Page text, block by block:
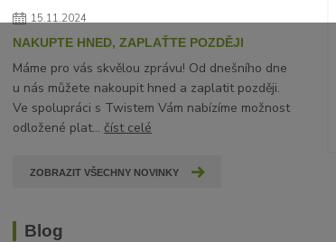
15.11.2024
NAKUPTE HNED, ZAPLAŤTE POZDĚJI
Máme pro vás skvělou zprávu! Od dnešního dne
u nás můžete nakoupit hned a zaplatit později.
Ve spolupráci s Twistem Vám nabízíme možnost
odložené plat...číst celé
ZOBRAZIT VŠECHNY NOVINKY
Blog